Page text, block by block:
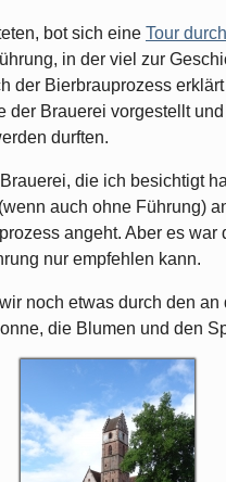
bot sich eine Tour
in der viel zur
der Bierbrauprozess
der Brauerei vorgestellt
durften.
die ich besichtigt
(wenn auch ohne Führung)
angeht. Aber es war
nur empfehlen kann.
noch etwas durch den
die Blumen und den